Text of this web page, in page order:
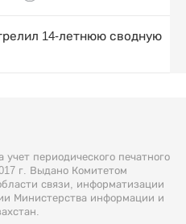
14-летнюю сводную
учет периодического печатного
г. Выдано Комитетом
связи, информатизации
Министерства информации и